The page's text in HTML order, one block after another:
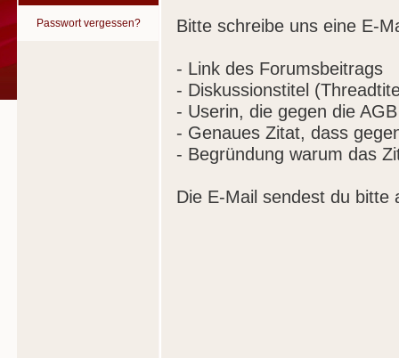
Passwort vergessen? Bitte schreibe uns eine E-
- Link des Forumsbeitrags
- Diskussionstitel
- Userin, die gegen die
- Genaues Zitat, dass
- Begründung warum das
Die E-Mail sendest du bitte